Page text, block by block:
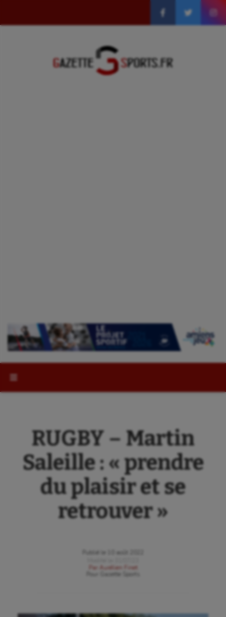
RUGBY – Martin
Saleille : « prendre
du plaisir et se
retrouver »
Publié le
10 août 2022
Par
Aurélien Finet
Gazette Sports